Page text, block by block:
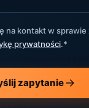
na kontakt w sprawie
prywatności.*
zapytanie